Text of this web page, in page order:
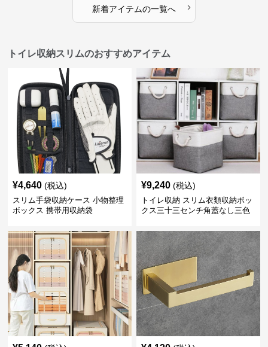
新着アイテムの一覧へ ›
トイレ収納スリムのおすすめアイテム
¥4,640 (税込)
スリム手袋収納ケース 小物整理
ボックス 携帯用収納袋
¥9,240 (税込)
トイレ収納 スリム衣類収納ボッ
クス三十三センチ角蓋なし三色